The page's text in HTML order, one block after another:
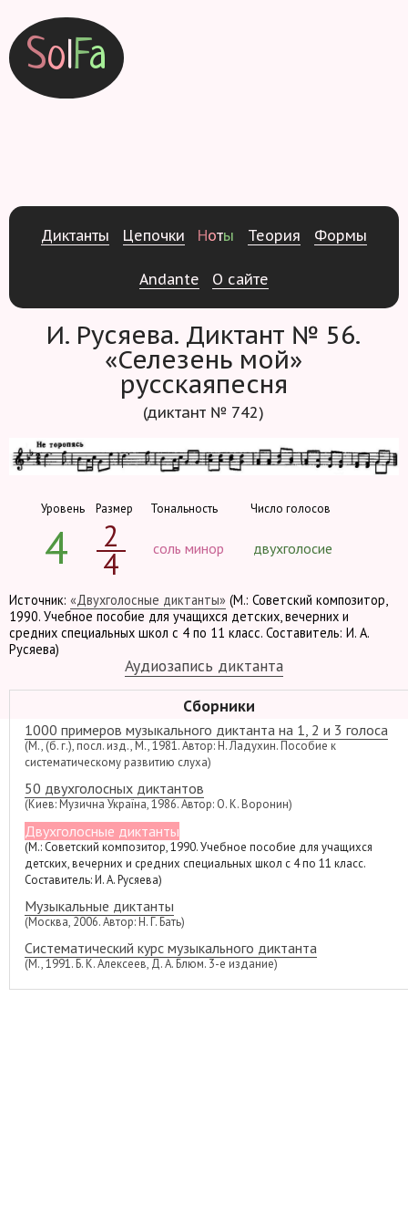
SolFa
Диктанты Цепочки Ноты Теория Формы
Andante О сайте
И. Русяева. Диктант № 56.
«Селезень мой»
русскаяпесня
(диктант № 742)
Уровень
4
Размер
2
4
Тональность
соль минор
Число голосов
двухголосие
Источник: «Двухголосные диктанты» (М.: Советский композитор,
1990. Учебное пособие для учащихся детских, вечерних и
средних специальных школ с 4 по 11 класс. Составитель: И. А.
Русяева)
Аудиозапись диктанта
Сборники
1000 примеров музыкального диктанта на 1, 2 и 3 голоса
(М., (б. г.), посл. изд., М., 1981. Автор: Н. Ладухин. Пособие к
систематическому развитию слуха)
50 двухголосных диктантов
(Киев: Музична Україна, 1986. Автор: О. К. Воронин)
Двухголосные диктанты
(М.: Советский композитор, 1990. Учебное пособие для учащихся
детских, вечерних и средних специальных школ с 4 по 11 класс.
Составитель: И. А. Русяева)
Музыкальные диктанты
(Москва, 2006. Автор: Н. Г. Бать)
Систематический курс музыкального диктанта
(М., 1991. Б. К. Алексеев, Д. А. Блюм. 3-е издание)